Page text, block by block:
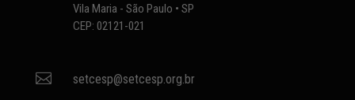
Vila Maria - São Paulo • SP
CEP: 02121-021
 setcesp@setcesp.org.br